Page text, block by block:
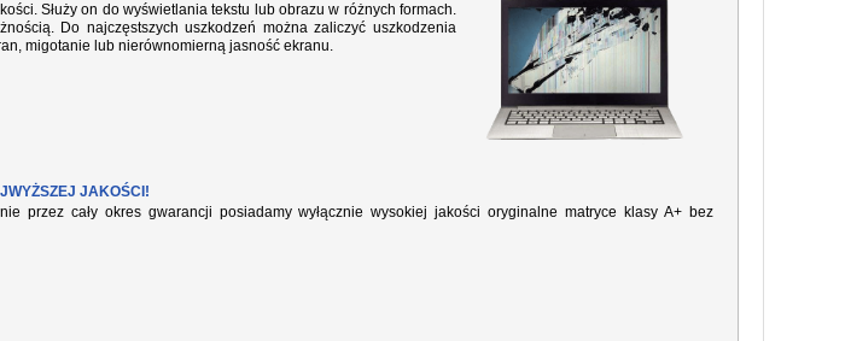
Służy on do wyświetlania tekstu lub obrazu w różnych formach.
Do najczęstszych uszkodzeń można zaliczyć uszkodzenia
migotanie lub nierównomierną jasność ekranu.
JAKOŚCI!
przez cały okres gwarancji posiadamy wyłącznie wysokiej jakości oryginalne matryce klasy A+ bez